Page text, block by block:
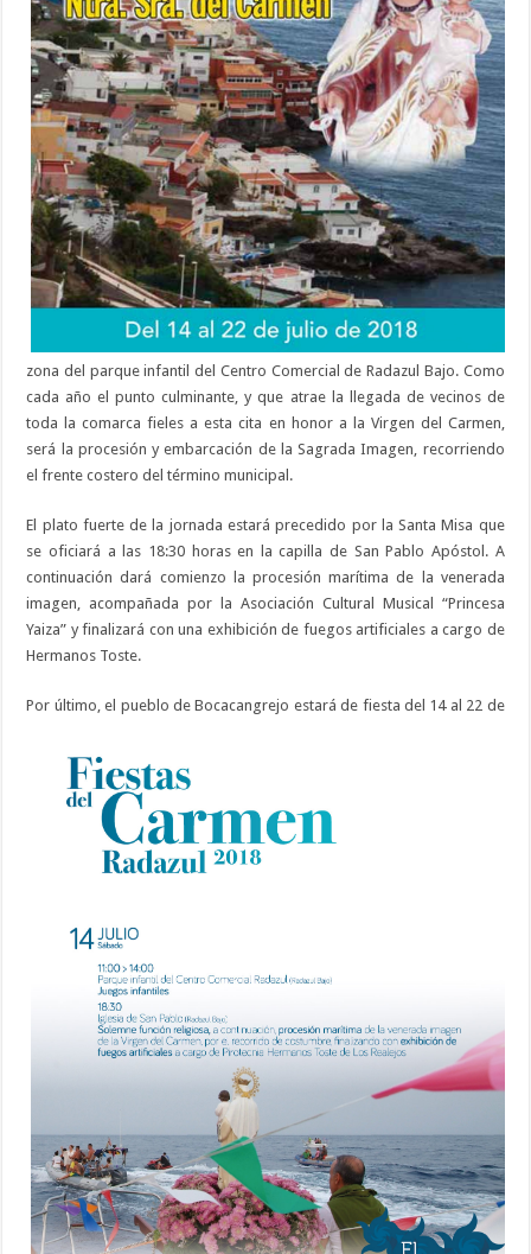
zona del parque infantil del Centro Comercial de Radazul Bajo. Como
cada año el punto culminante, y que atrae la llegada de vecinos de
toda la comarca fieles a esta cita en honor a la Virgen del Carmen,
será la procesión y embarcación de la Sagrada Imagen, recorriendo
el frente costero del término municipal.
El plato fuerte de la jornada estará precedido por la Santa Misa que
se oficiará a las 18:30 horas en la capilla de San Pablo Apóstol. A
continuación dará comienzo la procesión marítima de la venerada
imagen, acompañada por la Asociación Cultural Musical “Princesa
Yaiza” y finalizará con una exhibición de fuegos artificiales a cargo de
Hermanos Toste.
Por último, el pueblo de Bocacangrejo estará de fiesta del 14 al 22 de